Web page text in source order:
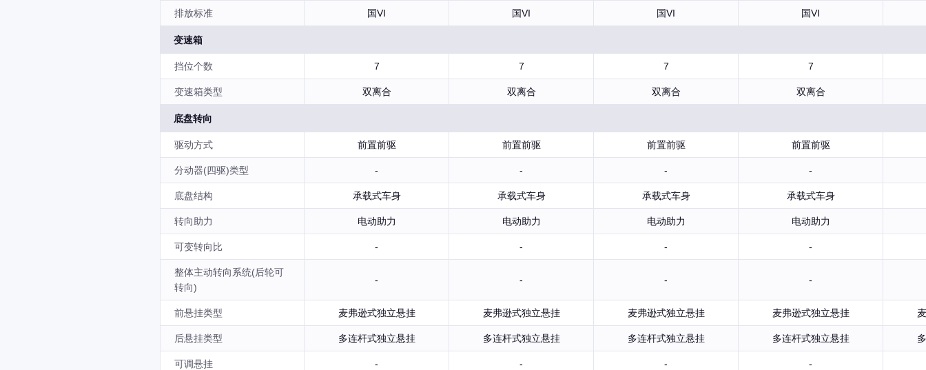
排放标准 国VI 国VI 国VI 国VI
变速箱
挡位个数 7 7 7 7
变速箱类型 双离合 双离合 双离合 双离合
底盘转向
驱动方式 前置前驱 前置前驱 前置前驱 前置前驱
分动器(四驱)类型 - - - -
底盘结构 承载式车身 承载式车身 承载式车身 承载式车身
转向助力 电动助力 电动助力 电动助力 电动助力
可变转向比 - - - -
整体主动转向系统(后轮可
转向)
- - - -
前悬挂类型 麦弗逊式独立悬挂 麦弗逊式独立悬挂 麦弗逊式独立悬挂 麦弗逊式独立悬挂
后悬挂类型 多连杆式独立悬挂 多连杆式独立悬挂 多连杆式独立悬挂 多连杆式独立悬挂
可调悬挂 - - - -